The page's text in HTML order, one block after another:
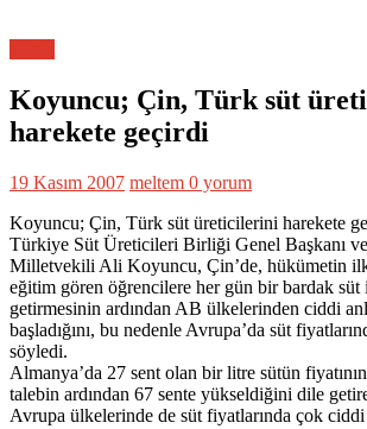
Koyuncu; Çin, Türk süt
harekete geçirdi
19 Kasım 2007 meltem 0 yorum
Koyuncu; Çin, Türk süt üreticilerini harekete
Türkiye Süt Üreticileri Birliği Genel Başkanı
Milletvekili Ali Koyuncu, Çin’de, hükümetin
eğitim gören öğrencilere her gün bir bardak
getirmesinin ardından AB ülkelerinden ciddi
başladığını, bu nedenle Avrupa’da süt
söyledi.
Almanya’da 27 sent olan bir litre sütün
talebin ardından 67 sente yükseldiğini dile
Avrupa ülkelerinde de süt fiyatlarında çok ciddi